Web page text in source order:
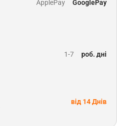
ApplePay GooglePay
1-7 роб. дні
від 14 Днів